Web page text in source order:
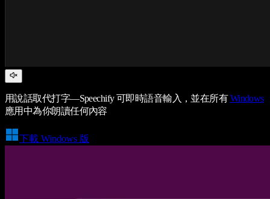
用說話取代打字—Speechify 可即時語音輸入，並在所有Windows
應用中為你朗讀任何內容
下載 Windows 版